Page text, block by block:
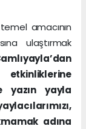
amacının
ulaştırmak
yazın yayla
adına